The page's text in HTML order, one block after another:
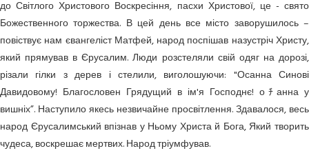
до Світлого Христового Воскресіння, пасхи Христової, це - свято
Божественного торжества. В цей день все місто заворушилось –
повіствує нам євангеліст Матфей, народ поспішав назустріч Христу,
який прямував в Єрусалим. Люди розстеляли свій одяг на дорозі,
різали гілки з дерев і стелили, виголошуючи: "Осанна Синові
Давидовому! Благословен Грядущий в ім'я Господнє! оﾁанна у
вишніх”. Наступило якесь незвичайне просвітлення. Здавалося, весь
народ Єрусалимський впізнав у Ньому Христа й Бога, Який творить
чудеса, воскрешає мертвих. Народ тріумфував.